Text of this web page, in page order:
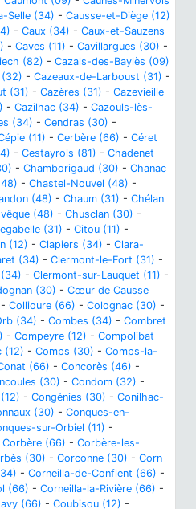
Selle (34) - Causse-et-Diège (12)
- Caux (34) - Caux-et-Sauzens
- Caves (11) - Cavillargues (30) -
(82) - Cazals-des-Baylès (09)
(32) - Cazeaux-de-Larboust (31) -
(31) - Cazères (31) - Cazevieille
- Cazilhac (34) - Cazouls-lès-
(34) - Cendras (30) -
(11) - Cerbère (66) - Céret
- Cestayrols (81) - Chadenet
- Chamborigaud (30) - Chanac
- Chastel-Nouvel (48) -
(48) - Chaum (31) - Chélan
(48) - Chusclan (30) -
(31) - Citou (11) -
(12) - Clapiers (34) - Clara-
(34) - Clermont-le-Fort (31) -
- Clermont-sur-Lauquet (11) -
(30) - Cœur de Causse
- Collioure (66) - Colognac (30) -
(34) - Combes (34) - Combret
- Compeyre (12) - Compolibat
(12) - Comps (30) - Comps-la-
(66) - Concorès (46) -
(30) - Condom (32) -
- Congénies (30) - Conilhac-
(30) - Conques-en-
sur-Orbiel (11) -
Corbère (66) - Corbère-les-
(30) - Corconne (30) - Corn
- Corneilla-de-Conflent (66) -
(66) - Corneilla-la-Rivière (66) -
(66) - Coubisou (12) -